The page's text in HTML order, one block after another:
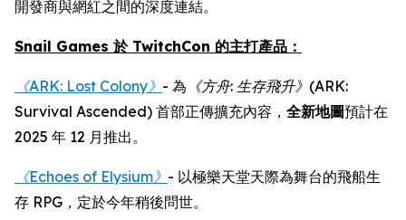
開發商與網紅之間的深度連結。
Snail Games 於 TwitchCon 的主打產品：
《ARK: Lost Colony》 - 為 《方舟: 生存飛升》 (ARK:
Survival Ascended) 首部正傳擴充內容， 全新地圖預計在
2025 年 12 月推出。
《Echoes of Elysium》 - 以極樂天堂天際為舞台的飛船生
存 RPG，定於今年稍後問世。